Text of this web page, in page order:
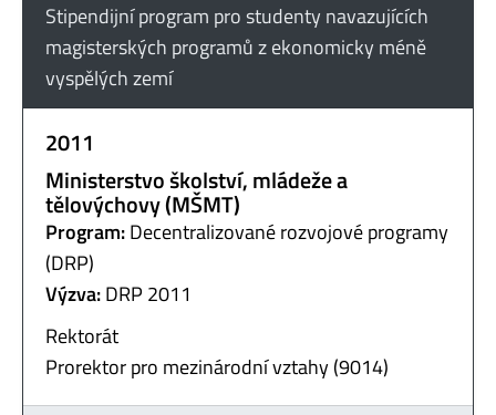
Stipendijní program pro studenty navazujících
magisterských programů z ekonomicky méně
vyspělých zemí
2011
Ministerstvo školství, mládeže a
tělovýchovy (MŠMT)
Program:Decentralizované rozvojové programy
(DRP)
Výzva:DRP 2011
Rektorát
Prorektor pro mezinárodní vztahy (9014)